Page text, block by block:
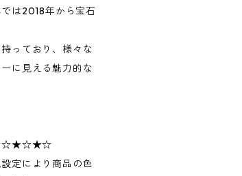
は2018年から宝石
っており、様々な
に見える魅力的な
定により商品の色